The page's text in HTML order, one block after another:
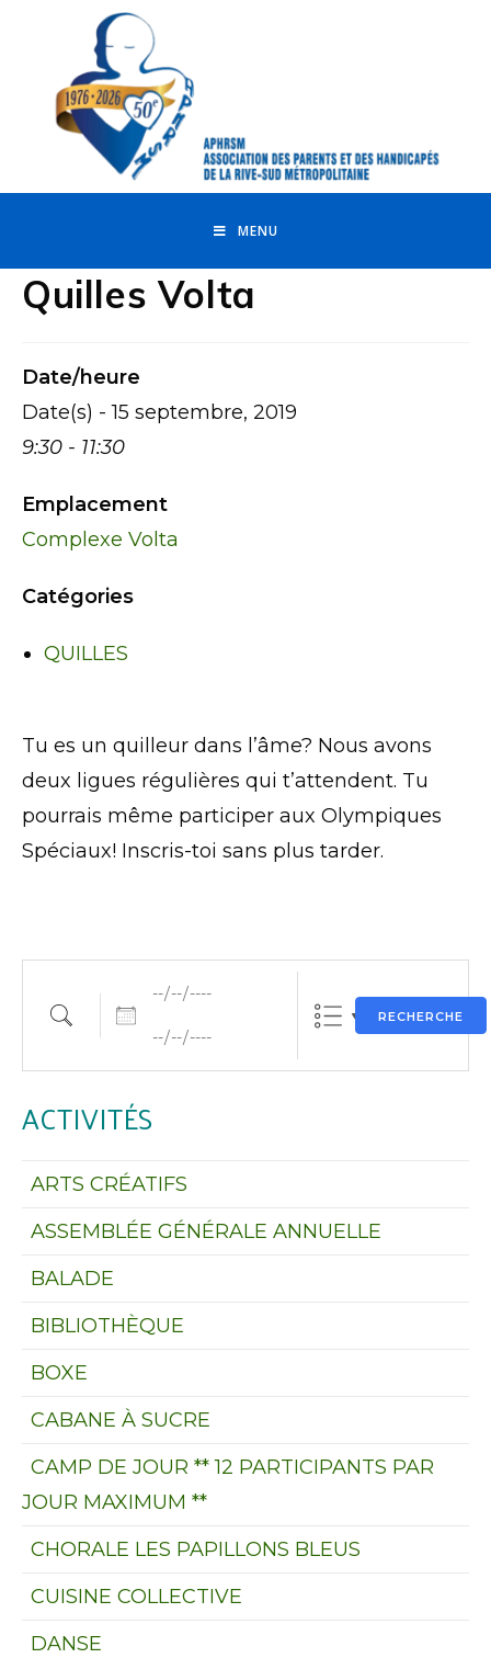
MENU
Quilles Volta
Date/heure
Date(s) - 15 septembre, 2019
9:30 - 11:30
Emplacement
Complexe Volta
Catégories
QUILLES
Tu es un quilleur dans l’âme? Nous avons
deux ligues régulières qui t’attendent. Tu
pourrais même participer aux Olympiques
Spéciaux! Inscris-toi sans plus tarder.
Rechercher une activité RECHERCHE
ACTIVITÉS
ARTS CRÉATIFS
ASSEMBLÉE GÉNÉRALE ANNUELLE
BALADE
BIBLIOTHÈQUE
BOXE
CABANE À SUCRE
CAMP DE JOUR ** 12 PARTICIPANTS PAR
JOUR MAXIMUM **
CHORALE LES PAPILLONS BLEUS
CUISINE COLLECTIVE
DANSE